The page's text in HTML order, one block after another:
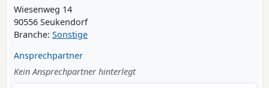
Wiesenweg 14
90556 Seukendorf
Branche: Sonstige
Ansprechpartner
Kein Ansprechpartner hinterlegt